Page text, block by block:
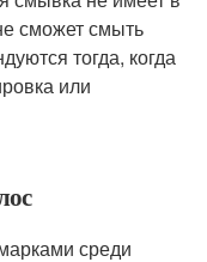
сможет смыть
тогда, когда
или
среди